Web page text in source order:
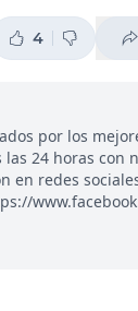
4
por los
24 horas con
redes sociales: